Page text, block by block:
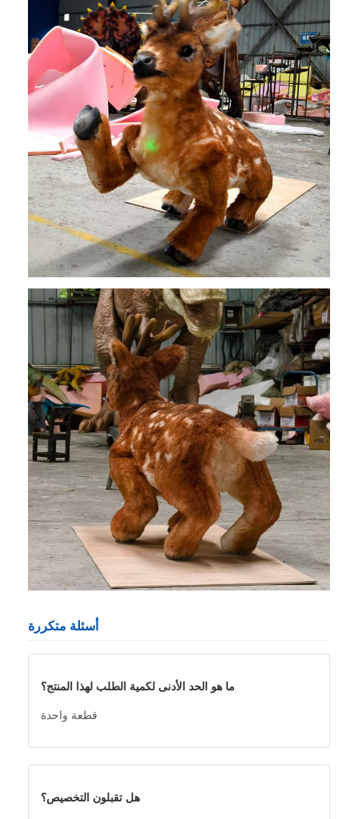
أسئلة متكررة
ما هو الحد الأدنى لكمية الطلب لهذا المنتج؟
قطعة واحدة
هل تقبلون التخصيص؟